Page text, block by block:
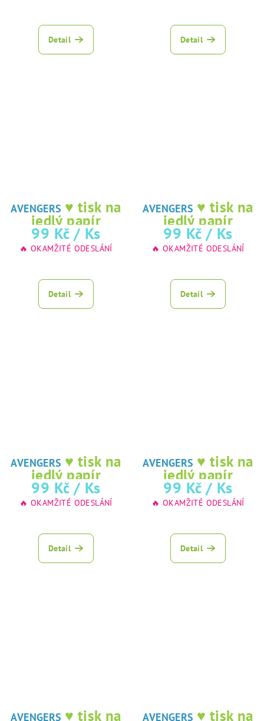
hodnocení
produktu
Detail Detail
AVENGERS ♥ tisk na
jedlý papír
99 Kč / Ks
🔥 OKAMŽITÉ ODESLÁNÍ
Detail
AVENGERS ♥ tisk na
jedlý papír
99 Kč / Ks
🔥 OKAMŽITÉ ODESLÁNÍ
Detail
AVENGERS ♥ tisk na
jedlý papír
99 Kč / Ks
🔥 OKAMŽITÉ ODESLÁNÍ
Detail
AVENGERS ♥ tisk na
jedlý papír
99 Kč / Ks
🔥 OKAMŽITÉ ODESLÁNÍ
Detail
AVENGERS ♥ tisk na AVENGERS ♥ tisk na